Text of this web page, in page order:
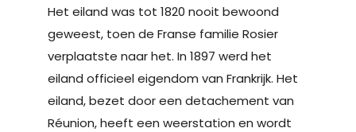
Het eiland was tot 1820 nooit bewoond
geweest, toen de Franse familie Rosier
verplaatste naar het. In 1897 werd het
eiland officieel eigendom van Frankrijk. Het
eiland, bezet door een detachement van
Réunion, heeft een weerstation en wordt